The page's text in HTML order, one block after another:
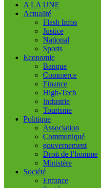
A LA UNE
Actualité
Flash Infos
Justice
National
Sports
Economie
Banque
Commerce
Finance
High-Tech
Industrie
Tourisme
Politique
Association
Communiqué
gouvernement
Droit de l’homme
Ministère
Société
Enfance